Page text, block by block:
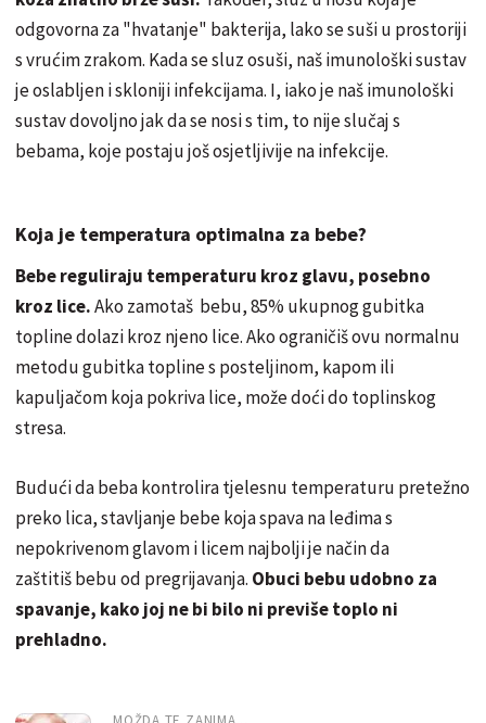
odgovorna za "hvatanje" bakterija, lako se suši u prostoriji
s vrućim zrakom. Kada se sluz osuši, naš imunološki sustav
je oslabljen i skloniji infekcijama. I, iako je naš imunološki
sustav dovoljno jak da se nosi s tim, to nije slučaj s
bebama, koje postaju još osjetljivije na infekcije.
Koja je temperatura optimalna za bebe?
Bebe reguliraju temperaturu kroz glavu, posebno
kroz lice.Ako zamotaš bebu, 85% ukupnog gubitka
topline dolazi kroz njeno lice. Ako ograničiš ovu normalnu
metodu gubitka topline s posteljinom, kapom ili
kapuljačom koja pokriva lice, može doći do toplinskog
stresa.
Budući da beba kontrolira tjelesnu temperaturu pretežno
preko lica, stavljanje bebe koja spava na leđima s
nepokrivenom glavom i licem najbolji je način da
zaštitiš bebu od pregrijavanja. Obuci bebu udobno za
spavanje, kako joj ne bi bilo ni previše toplo ni
prehladno.